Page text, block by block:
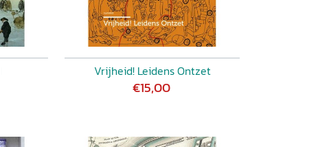
Vrijheid! Leidens Ontzet
€15,00